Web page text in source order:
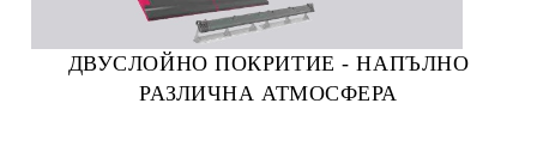
ДВУСЛОЙНО ПОКРИТИЕ - НАПЪЛНО
РАЗЛИЧНА АТМОСФЕРА